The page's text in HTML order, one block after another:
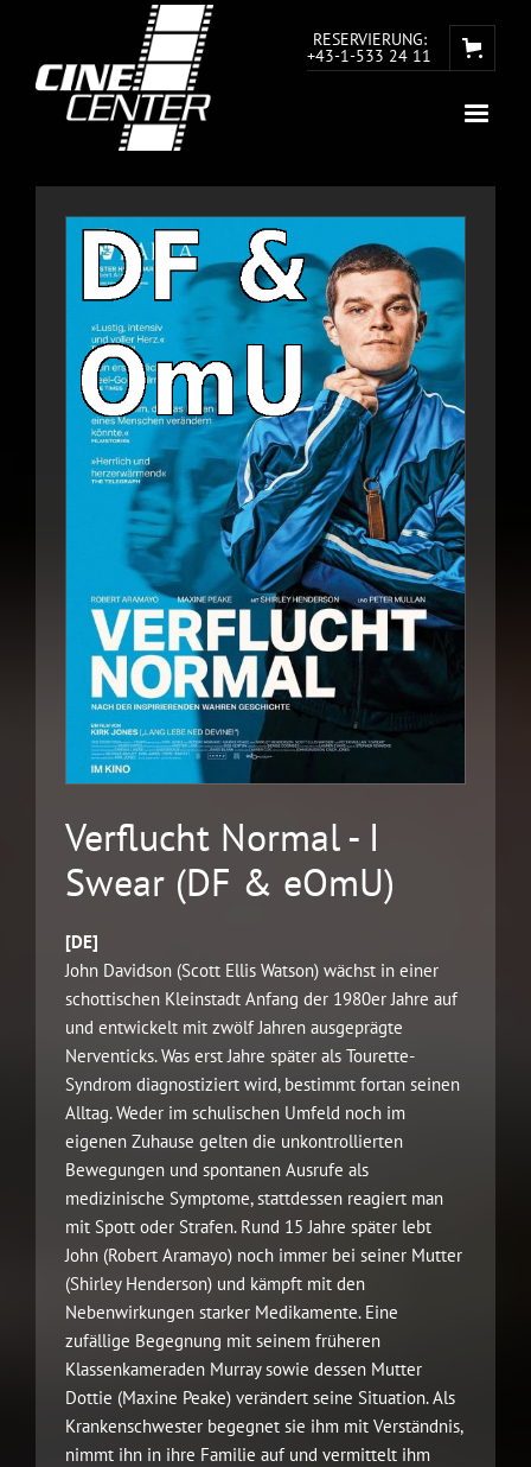
RESERVIERUNG:
+43-1-533 24 11
Verflucht Normal - I
Swear (DF & eOmU)
[DE]
John Davidson (Scott Ellis Watson) wächst in einer
schottischen Kleinstadt Anfang der 1980er Jahre auf
und entwickelt mit zwölf Jahren ausgeprägte
Nerventicks. Was erst Jahre später als Tourette-
Syndrom diagnostiziert wird, bestimmt fortan seinen
Alltag. Weder im schulischen Umfeld noch im
eigenen Zuhause gelten die unkontrollierten
Bewegungen und spontanen Ausrufe als
medizinische Symptome, stattdessen reagiert man
mit Spott oder Strafen. Rund 15 Jahre später lebt
John (Robert Aramayo) noch immer bei seiner Mutter
(Shirley Henderson) und kämpft mit den
Nebenwirkungen starker Medikamente. Eine
zufällige Begegnung mit seinem früheren
Klassenkameraden Murray sowie dessen Mutter
Dottie (Maxine Peake) verändert seine Situation. Als
Krankenschwester begegnet sie ihm mit Verständnis,
nimmt ihn in ihre Familie auf und vermittelt ihm